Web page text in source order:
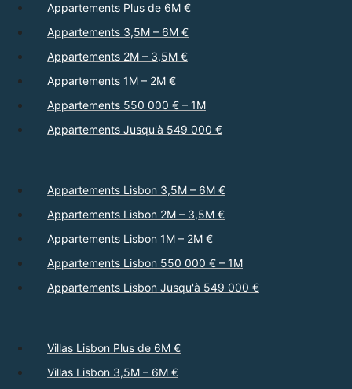
Appartements Plus de 6M €
Appartements 3,5M – 6M €
Appartements 2M – 3,5M €
Appartements 1M – 2M €
Appartements 550 000 € – 1M
Appartements Jusqu'à 549 000 €
Appartements Lisbon 3,5M – 6M €
Appartements Lisbon 2M – 3,5M €
Appartements Lisbon 1M – 2M €
Appartements Lisbon 550 000 € – 1M
Appartements Lisbon Jusqu'à 549 000 €
Villas Lisbon Plus de 6M €
Villas Lisbon 3,5M – 6M €